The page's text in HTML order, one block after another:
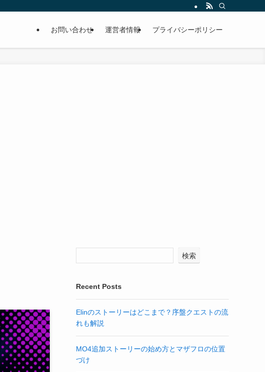
お問い合わせ 運営者情報 プライバシーポリシー
検索
Recent Posts
Elinのストーリーはどこまで？序盤クエストの流
れも解説
MO4追加ストーリーの始め方とマザフロの位置
づけ